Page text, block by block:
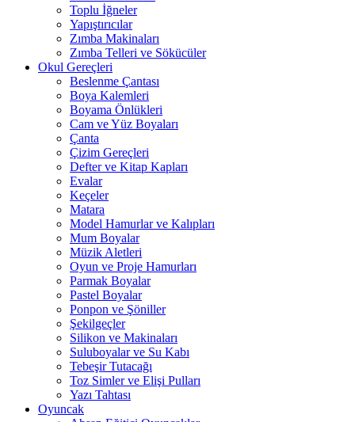
Toplu İğneler
Yapıştırıcılar
Zımba Makinaları
Zımba Telleri ve Sökücüler
Okul Gereçleri
Beslenme Çantası
Boya Kalemleri
Boyama Önlükleri
Cam ve Yüz Boyaları
Çanta
Çizim Gereçleri
Defter ve Kitap Kapları
Evalar
Keçeler
Matara
Model Hamurlar ve Kalıpları
Mum Boyalar
Müzik Aletleri
Oyun ve Proje Hamurları
Parmak Boyalar
Pastel Boyalar
Ponpon ve Şöniller
Şekilgeçler
Silikon ve Makinaları
Suluboyalar ve Su Kabı
Tebeşir Tutacağı
Toz Simler ve Elişi Pulları
Yazı Tahtası
Oyuncak